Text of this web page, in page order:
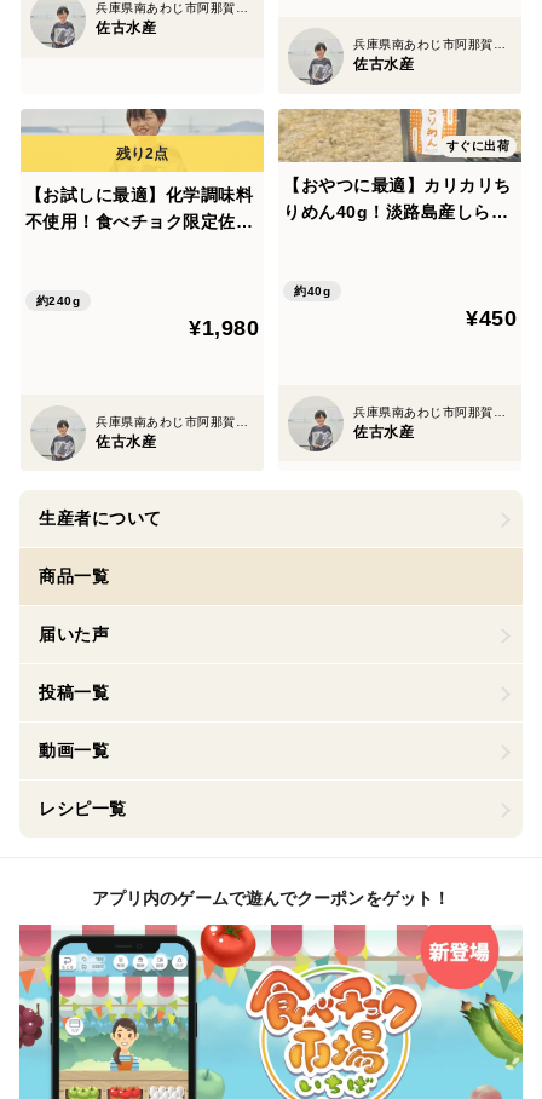
兵庫県南あわじ市阿那賀１６４９−２
佐古水産
兵庫県南あわじ市阿那賀１６４９−２
佐古水産
【お試しに最適】化学調味料
不使用！食べチョク限定佐古
約240g
¥1,980
佐古水産
すぐに出荷
【おやつに最適】カリカリち
りめん40g！淡路島産しらす
約40g
¥450
佐古水産
生産者について
商品一覧
届いた声
投稿一覧
動画一覧
レシピ一覧
アプリ内のゲームで遊んでクーポンをゲット！